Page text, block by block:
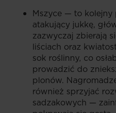
Mszyce — to
atakujący jukkę,
zazwyczaj zbierają
liściach oraz
sok roślinny, co
prowadzić do
plonów.
również sprzyjać
sadzakowych —